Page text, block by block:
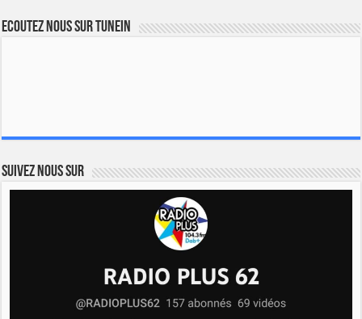
Ecoutez nous sur TuneIn
Suivez nous sur